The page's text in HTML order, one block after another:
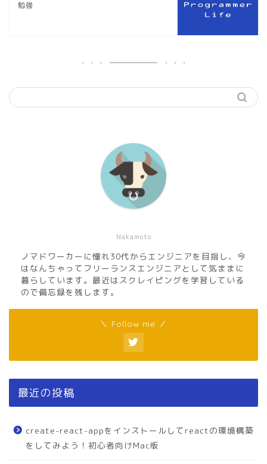
勉強
Nakamoto
ノマドワーカーに憧れ30代からエンジニアを目指し、今
はなんちゃってフリーランスエンジニアとして気ままに
暮らしています。最近はスクレイピングを学習している
ので備忘録を残します。
＼ Follow me ／
最近の投稿
create-react-appをインストールしてreactの環境構築
をしてみよう！初心者向けMac版